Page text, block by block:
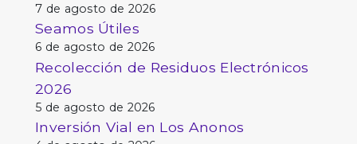
7 de agosto de 2026
Seamos Útiles
6 de agosto de 2026
Recolección de Residuos Electrónicos
2026
5 de agosto de 2026
Inversión Vial en Los Anonos